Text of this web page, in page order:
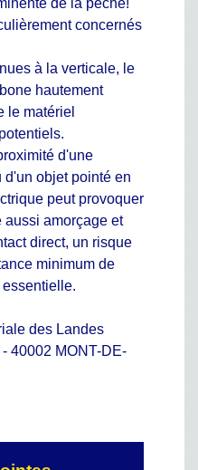
de la pêche!
concernés
à la verticale, le
hautement
le matériel
d'une
d'un objet pointé en
peut provoquer
aussi amorçage et
direct, un risque
minimum de
des Landes
40002 MONT-DE-